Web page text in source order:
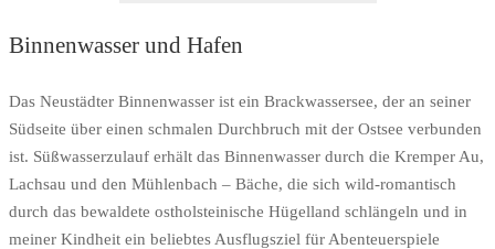
Binnenwasser und Hafen
Das Neustädter Binnenwasser ist ein Brackwassersee, der an seiner
Südseite über einen schmalen Durchbruch mit der Ostsee verbunden
ist. Süßwasserzulauf erhält das Binnenwasser durch die Kremper Au,
Lachsau und den Mühlenbach – Bäche, die sich wild-romantisch
durch das bewaldete ostholsteinische Hügelland schlängeln und in
meiner Kindheit ein beliebtes Ausflugsziel für Abenteuerspiele